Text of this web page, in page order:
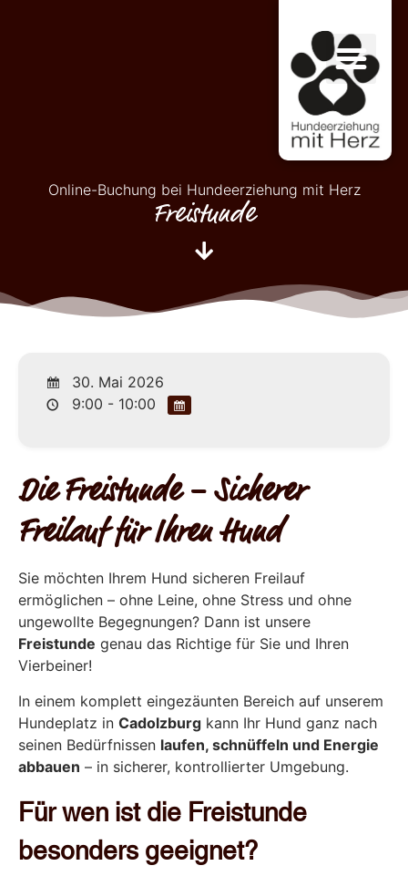
Online-Buchung bei Hundeerziehung mit Herz
Freistunde
30. Mai 2026
9:00 - 10:00
Die Freistunde – Sicherer
Freilauf für Ihren Hund
Sie möchten Ihrem Hund sicheren Freilauf
ermöglichen – ohne Leine, ohne Stress und ohne
ungewollte Begegnungen? Dann ist unsere
Freistunde genau das Richtige für Sie und Ihren
Vierbeiner!
In einem komplett eingezäunten Bereich auf unserem
Hundeplatz in Cadolzburg kann Ihr Hund ganz nach
seinen Bedürfnissen laufen, schnüffeln und Energie
abbauen – in sicherer, kontrollierter Umgebung.
Für wen ist die Freistunde
besonders geeignet?